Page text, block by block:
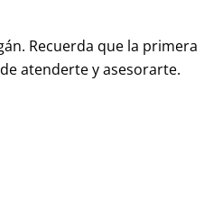
Recuerda que la primera
atenderte y asesorarte.